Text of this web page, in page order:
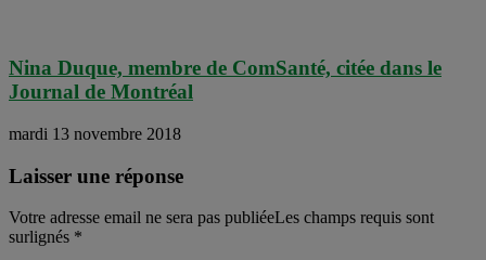
Nina Duque, membre de ComSanté, citée dans le
Journal de Montréal
mardi 13 novembre 2018
Laisser une réponse
Votre adresse email ne sera pas publiéeLes champs requis sont
surlignés *